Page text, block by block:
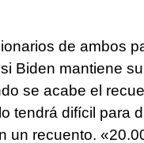
de ambos
Biden mantiene
se acabe el
tendrá difícil para
un recuento.